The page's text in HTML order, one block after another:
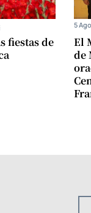
fiestas de
El
de
5